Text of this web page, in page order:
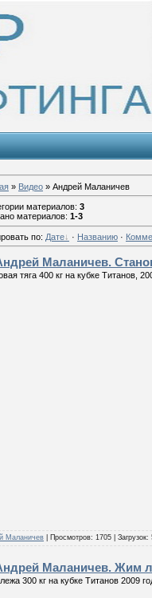
» Видео» Андрей Маланичев
материалов: 3
материалов: 1-3
по: Дате · Названию·
Маланичев.
тяга 400 кг на кубке Титанов,
Маланичев| Просмотров: 1705| Загрузок:
Маланичев. Жим
300 кг на кубке Титанов 2009